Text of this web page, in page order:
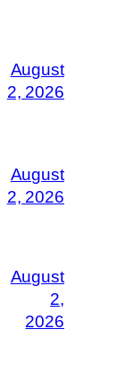
August
2, 2026
August
2, 2026
August
2,
2026